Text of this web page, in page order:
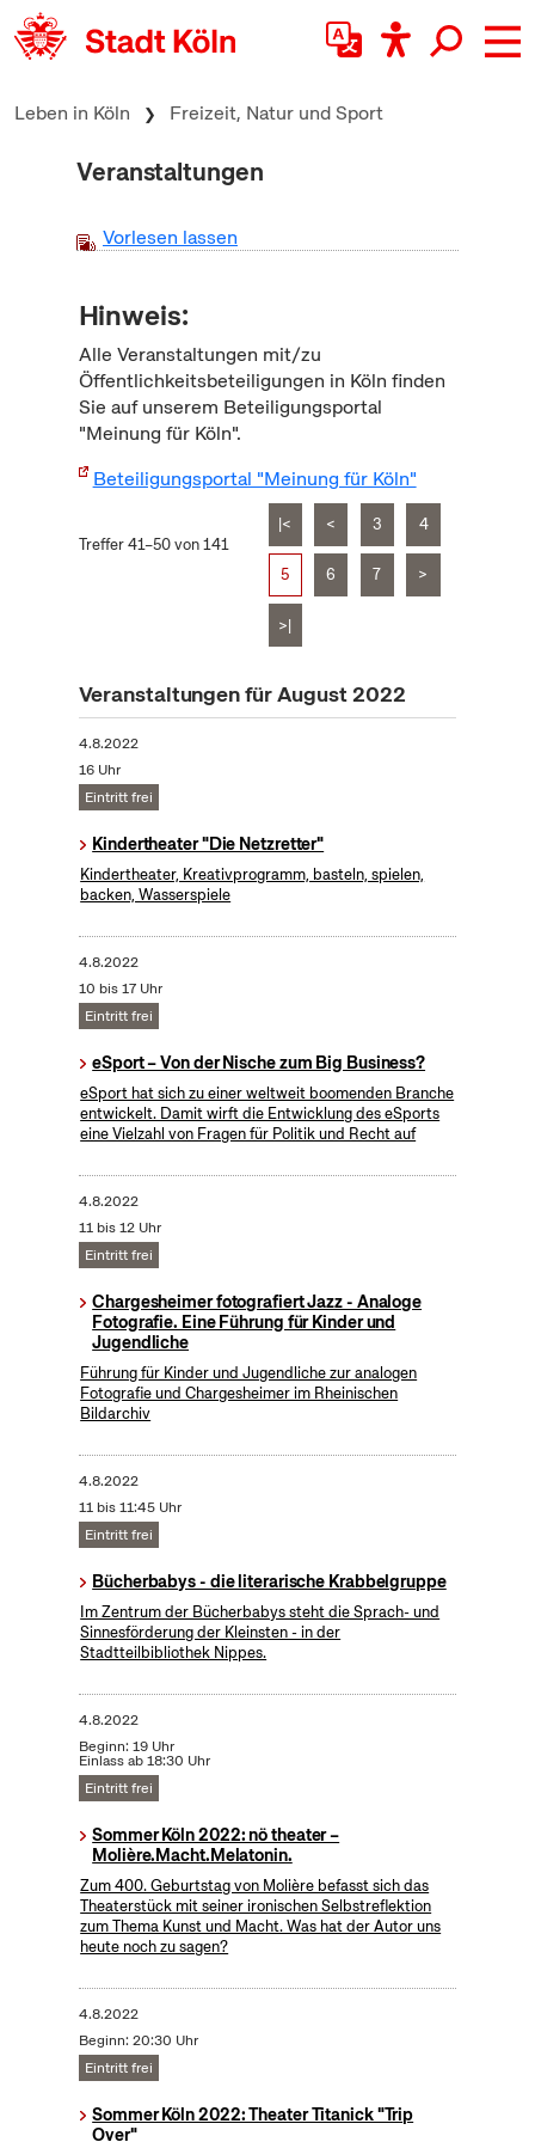
zum Inhalt springen
Leben in Köln Freizeit, Natur und Sport
Veranstaltungen
Vorlesen lassen
Hinweis:
Alle Veranstaltungen mit/zu
Öffentlichkeitsbeteiligungen in Köln finden
Sie auf unserem Beteiligungsportal
"Meinung für Köln".
Beteiligungsportal "Meinung für Köln"
Treffer 41–50 von 141
|< < 3 4
5 6 7 >
>|
Veranstaltungen für August 2022
4.8.2022
16 Uhr
Eintritt frei
Kindertheater "Die Netzretter"
Kindertheater, Kreativprogramm, basteln, spielen,
backen, Wasserspiele
4.8.2022
10 bis 17 Uhr
Eintritt frei
eSport – Von der Nische zum Big Business?
eSport hat sich zu einer weltweit boomenden Branche
entwickelt. Damit wirft die Entwicklung des eSports
eine Vielzahl von Fragen für Politik und Recht auf
4.8.2022
11 bis 12 Uhr
Eintritt frei
Chargesheimer fotografiert Jazz - Analoge
Fotografie. Eine Führung für Kinder und
Jugendliche
Führung für Kinder und Jugendliche zur analogen
Fotografie und Chargesheimer im Rheinischen
Bildarchiv
4.8.2022
11 bis 11:45 Uhr
Eintritt frei
Bücherbabys - die literarische Krabbelgruppe
Im Zentrum der Bücherbabys steht die Sprach- und
Sinnesförderung der Kleinsten - in der
Stadtteilbibliothek Nippes.
4.8.2022
Beginn: 19 Uhr
Einlass ab 18:30 Uhr
Eintritt frei
Sommer Köln 2022: nö theater –
Molière.Macht.Melatonin.
Zum 400. Geburtstag von Molière befasst sich das
Theaterstück mit seiner ironischen Selbstreflektion
zum Thema Kunst und Macht. Was hat der Autor uns
heute noch zu sagen?
4.8.2022
Beginn: 20:30 Uhr
Eintritt frei
Sommer Köln 2022: Theater Titanick "Trip
Over"